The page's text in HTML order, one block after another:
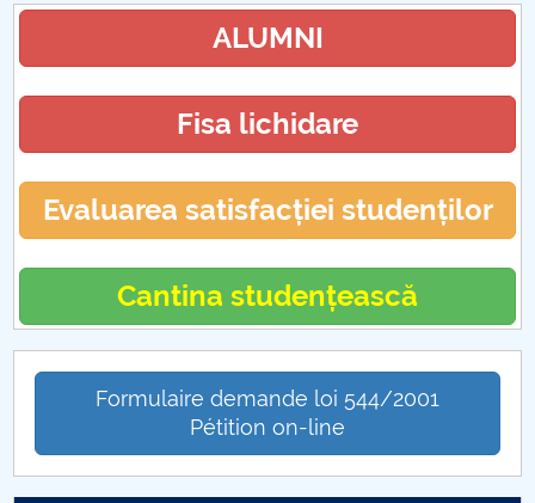
ALUMNI
Fisa lichidare
Evaluarea satisfacției studenților
Cantina studențească
Formulaire demande loi 544/2001
Pétition on-line